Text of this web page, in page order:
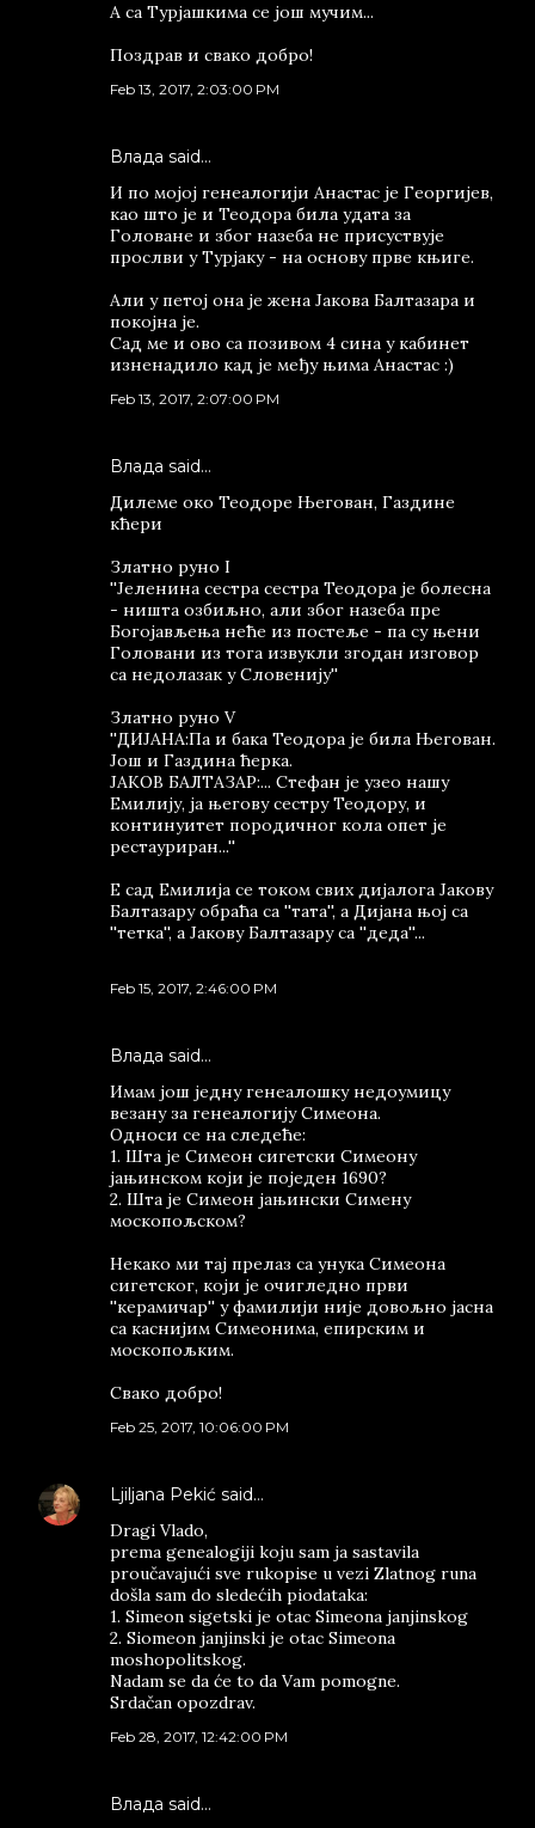
А са Турјашкима се још мучим...
Поздрав и свако добро!
Feb 13, 2017, 2:03:00 PM
Влада said…
И по мојој генеалогији Анастас је Георгијев,
као што је и Теодора била удата за
Головане и због назеба не присуствује
прослви у Турјаку - на основу прве књиге.
Али у петој она је жена Јакова Балтазара и
покојна је.
Сад ме и ово са позивом 4 сина у кабинет
изненадило кад је међу њима Анастас :)
Feb 13, 2017, 2:07:00 PM
Влада said…
Дилеме око Теодоре Његован, Газдине
кћери
Златно руно I
''Јеленина сестра сестра Теодора је болесна
- ништа озбиљно, али због назеба пре
Богојављења неће из постеље - па су њени
Головани из тога извукли згодан изговор
са недолазак у Словенију''
Златно руно V
''ДИЈАНА:Па и бака Теодора је била Његован.
Још и Газдина ћерка.
ЈАКОВ БАЛТАЗАР:... Стефан је узео нашу
Емилију, ја његову сестру Теодору, и
континуитет породичног кола опет је
рестауриран...''
Е сад Емилија се током свих дијалога Јакову
Балтазару обраћа са ''тата'', а Дијана њој са
''тетка'', а Јакову Балтазару са ''деда''...
Feb 15, 2017, 2:46:00 PM
Влада said…
Имам још једну генеалошку недоумицу
везану за генеалогију Симеона.
Односи се на следеће:
1. Шта је Симеон сигетски Симеону
јањинском који је поједен 1690?
2. Шта је Симеон јањински Симену
москопољском?
Некако ми тај прелаз са унука Симеона
сигетског, који је очигледно први
''керамичар'' у фамилији није довољно јасна
са каснијим Симеонима, епирским и
москопољким.
Свако добро!
Feb 25, 2017, 10:06:00 PM
Ljiljana Pekić said…
Dragi Vlado,
prema genealogiji koju sam ja sastavila
proučavajući sve rukopise u vezi Zlatnog runa
došla sam do sledećih piodataka:
1. Simeon sigetski je otac Simeona janjinskog
2. Siomeon janjinski je otac Simeona
moshopolitskog.
Nadam se da će to da Vam pomogne.
Srdačan opozdrav.
Feb 28, 2017, 12:42:00 PM
Влада said…